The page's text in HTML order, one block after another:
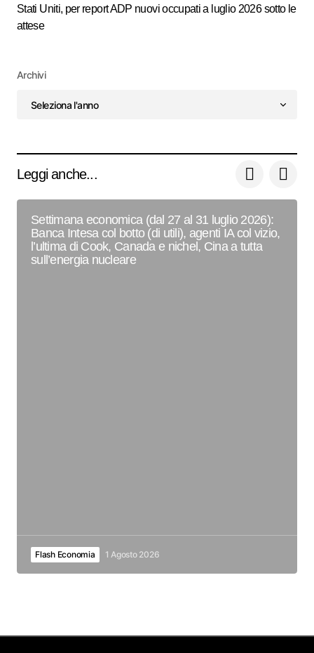
Stati Uniti, per report ADP nuovi occupati a luglio 2026 sotto le
attese
Archivi
Leggi anche...
Settimana economica (dal 27 al 31 luglio 2026):
Banca Intesa col botto (di utili), agenti IA col vizio,
l’ultima di Cook, Canada e nichel, Cina a tutta
sull’energia nucleare
Flash Economia 1 Agosto 2026